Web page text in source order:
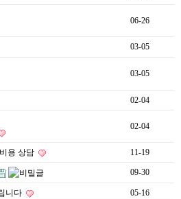
06-26
03-05
03-05
02-04
02-04
용 상담 11-19
09-30
니다 05-16